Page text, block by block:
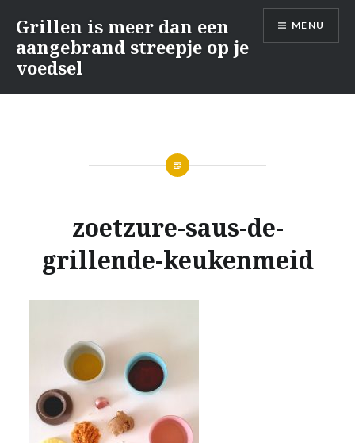
inhoud
springen
Grillen is meer dan een
aangebrand streepje op je
voedsel
MENU
zoetzure-saus-de-
grillende-keukenmeid